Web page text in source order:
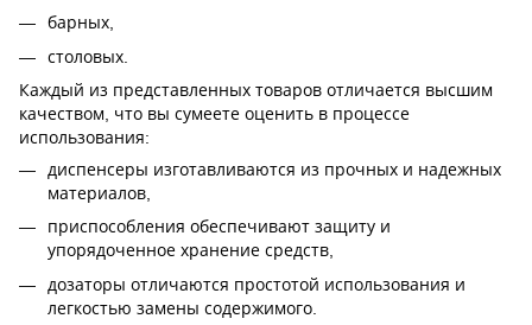
барных,
столовых.
Каждый из представленных товаров отличается высшим
качеством, что вы сумеете оценить в процессе
использования:
диспенсеры изготавливаются из прочных и надежных
материалов,
приспособления обеспечивают защиту и
упорядоченное хранение средств,
дозаторы отличаются простотой использования и
легкостью замены содержимого.